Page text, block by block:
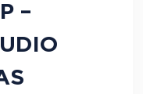
–